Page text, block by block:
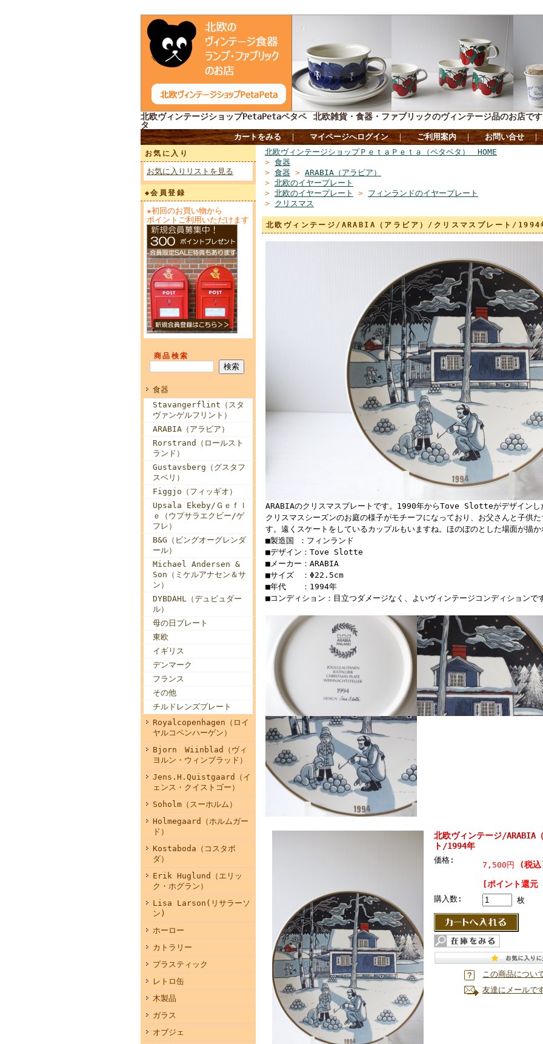
北欧ヴィンテージショップPetaPetaペタペ
タ
北欧雑貨・食器・ファブリックのヴィンテージ品のお店で
カートをみる ｜ マイページへログイン ｜ ご利用案内 ｜ お問い合せ
お気に入り
お気に入りリストを見る
◆会員登録
★初回のお買い物から
ポイントご利用いただけます
商品検索
食器
Stavangerflint（スタ
ヴァンゲルフリント）
ARABIA（アラビア）
Rorstrand（ロールスト
ランド）
Gustavsberg（グスタフ
スベリ）
Figgjo（フィッギオ）
Upsala Ekeby/Ｇｅｆｌ
ｅ（ウプサラエクビー/ゲ
フレ）
B&G（ビングオーグレンダ
ール）
Michael Andersen &
Son（ミケルアナセン＆サ
ン）
DYBDAHL（デュビュダー
ル）
母の日プレート
東欧
イギリス
デンマーク
フランス
その他
チルドレンズプレート
Royalcopenhagen（ロイ
ヤルコペンハーゲン）
Bjorn Wiinblad（ヴィ
ヨルン・ウィンブラッド）
Jens.H.Quistgaard（イ
ェンス・クイストゴー）
Soholm（スーホルム）
Holmegaard（ホルムガー
ド）
Kostaboda（コスタボ
ダ）
Erik Huglund（エリッ
ク・ホグラン）
Lisa Larson(リサラーソ
ン)
ホーロー
カトラリー
プラスティック
レトロ缶
木製品
ガラス
オブジェ
北欧ヴィンテージショップＰｅｔａＰｅｔａ（ペタペタ） HOME
> 食器
> 食器 > ARABIA（アラビア）
> 北欧のイヤープレート
> 北欧のイヤープレート > フィンランドのイヤープレート
> クリスマス
北欧ヴィンテージ/ARABIA（アラビア）/クリスマスプレート/
ARABIAのクリスマスプレートです。1990年からTove Slotteがデザインし
クリスマスシーズンのお庭の様子がモチーフになっており、お父さんと子供
す。遠くスケートをしているカップルもいますね。ほのぼのとした場面が描
■製造国 ：フィンランド
■デザイン：Tove Slotte
■メーカー：ARABIA
■サイズ ：Φ22.5cm
■年代 ：1994年
■コンディション：目立つダメージなく、よいヴィンテージコンディションで
北欧ヴィンテージ/ARABIA
ト/1994年
価格:
7,500円
(税
[ポイント還
購入数: 枚
この商品につい
友達にメールで